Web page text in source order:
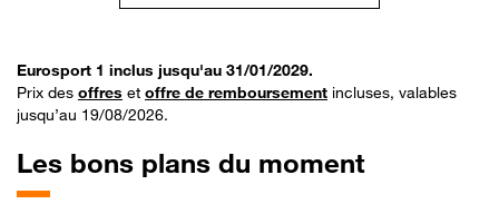
Eurosport 1 inclus jusqu'au 31/01/2029.
Prix des offres et offre de remboursement incluses, valables
jusqu’au 19/08/2026.
Les bons plans du moment